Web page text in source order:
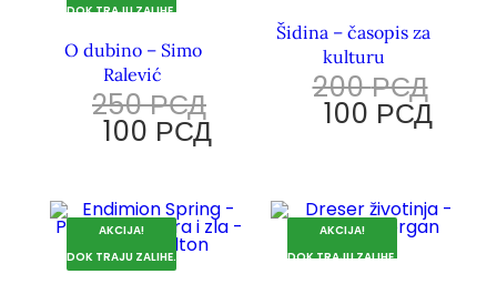
DOK TRAJU ZALIHE.
O dubino – Simo
Ralević
250РСД
100 РСД
Šidina – časopis za
kulturu
200РСД
100 РСД
AKCIJA!
DOK TRAJU ZALIHE.
AKCIJA!
DOK TRAJU ZALIHE.